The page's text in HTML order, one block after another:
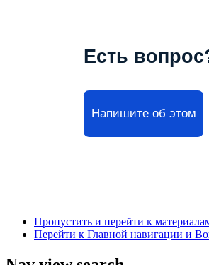
Есть
Напишите об этом
Пропустить и перейти к
Перейти к Главной навигации и